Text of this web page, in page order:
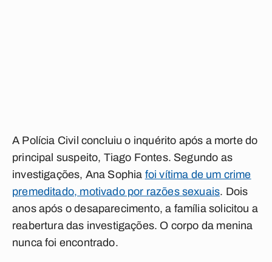
A Polícia Civil concluiu o inquérito após a morte do
principal suspeito, Tiago Fontes. Segundo as
investigações, Ana Sophia foi vítima de um crime
premeditado, motivado por razões sexuais. Dois
anos após o desaparecimento, a família solicitou a
reabertura das investigações. O corpo da menina
nunca foi encontrado.